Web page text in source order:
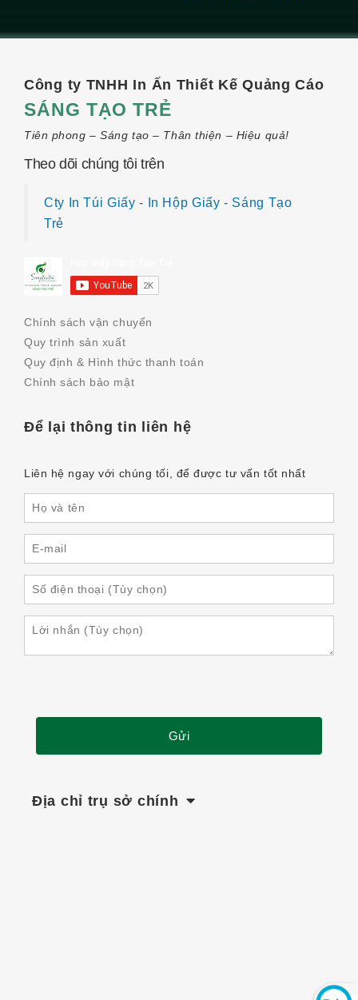
Công ty TNHH In Ấn Thiết Kế Quảng Cáo
SÁNG TẠO TRẺ
Tiên phong – Sáng tạo – Thân thiện – Hiệu quả!
Theo dõi chúng tôi trên
Cty In Túi Giấy - In Hộp Giấy - Sáng Tạo
Trẻ
Chính sách vận chuyển
Quy trình sản xuất
Quy định & Hình thức thanh toán
Chính sách bảo mật
Để lại thông tin liên hệ
Liên hệ ngay với chúng tối, để được tư vấn tốt nhất
Địa chỉ trụ sở chính